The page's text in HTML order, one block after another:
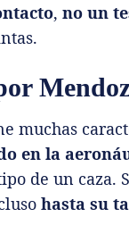
, no un
muchas
en la
de un caza.
hasta su